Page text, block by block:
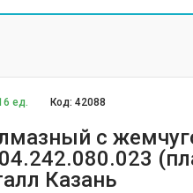
ед. Код:42088
с
Казань